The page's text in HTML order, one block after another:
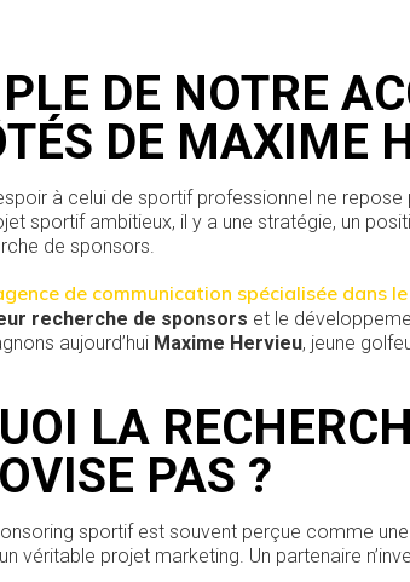
DE NOTRE
DE MAXIME
à celui de sportif professionnel ne
sportif ambitieux, il y a une stratégie, un
de sponsors.
de communication spécialisée dans
recherche de sponsors et le
aujourd’hui Maxime Hervieu, jeune
LA
PAS ?
sportif est souvent perçue comme
véritable projet marketing. Un partenaire